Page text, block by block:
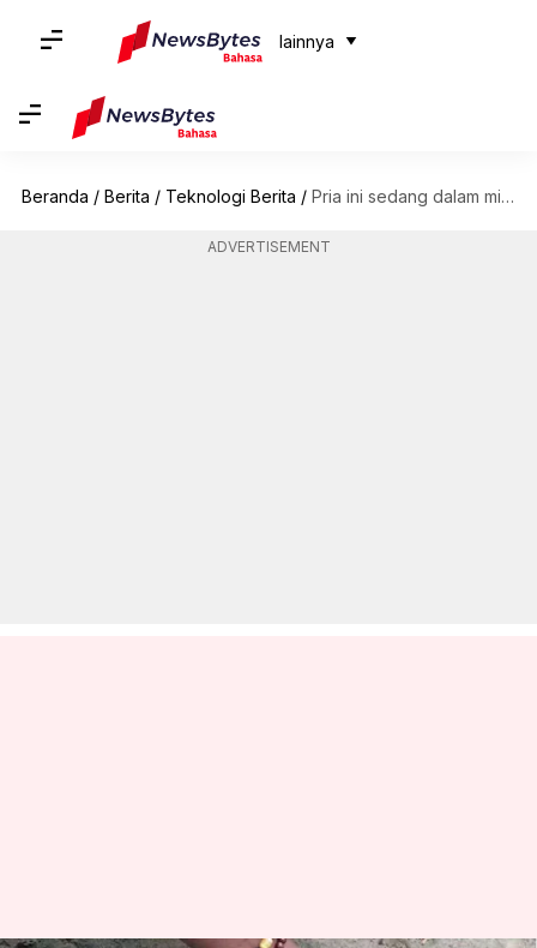
lainnya
Beranda / Berita / Teknologi Berita / Pria ini sedang dalam misi untuk menyelamatkan katak terbesar di dunia
ADVERTISEMENT